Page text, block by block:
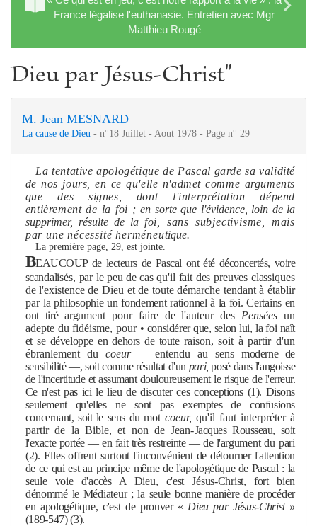
France légalise l'euthanasie. Entretien avec Mgr
Matthieu Rougé
Dieu par Jésus-Christ"
M. Jean MESNARD
La cause de Dieu - n°18 Juillet - Aout 1978 - Page n° 29
La tentative apologétique de Pascal garde sa validité
de nos jours, en ce qu'elle n'admet comme arguments
que des signes, dont l'interprétation dépend
entièrement de la foi ;en sorte que l'évidence, loin de la
supprimer, résulte de la foi, sans subjectivisme , mais
par une nécessité herméneu­tique.
La première page, 29, est jointe.
BEAUCOUP de lecteurs de Pascal ont été déconcertés, voire
scandalisés, par le peu de cas qu'il fait des preuves classiques
de l'exis­tence de Dieu et de toute démarche tendant à établir
par laphilosophie un fondement rationnel à la foi. Certains en
ont tiré argu­ment pour faire de l'auteur des Penséesun
adepte du fidéisme, pour • considérer que, selon lui, la foi naît
et se développe en dehors de toute raison, soit à partir d'un
ébranlement du coeur — entendu au sens moderne de
sensibilité —, soit commerésultat d'un pari,posé dans l'an­goisse
de l'incertitude et assumant douloureusement le risque de l'erreur.
Ce n'est pas ici le lieu de discuter ces conceptions (1). Disons
seulement qu'elles ne sont pas exemptes de confusions
concernant, soit le sens dumotcoeur,qu'il faut interpréter à
partir de la Bible, et non de Jean-Jacques Rousseau, soit
l'exacte portée — en fait très restreinte — de l'ar­gument du pari
(2). Elles offrent surtout l'inconvénient de détourner l'attention
de ce qui est au principe mêmede l'apologétique de Pascal : la
seule voie d'accès A Dieu, c'est Jésus-Christ, fort bien
dénommé le Médiateur ; la seule bonne manière de procéder
en apologétique, c'estde prouver « Dieu par Jésus-Christ »
(189-547) (3).